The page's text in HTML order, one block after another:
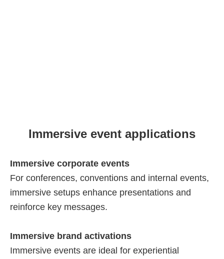
Immersive event applications
Immersive corporate events
For conferences, conventions and internal events,
immersive setups enhance presentations and
reinforce key messages.
Immersive brand activations
Immersive events are ideal for experiential